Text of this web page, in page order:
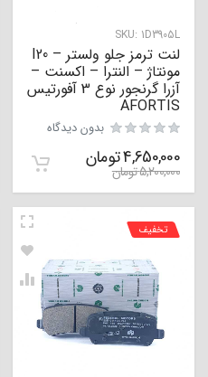
SKU: 1D3905L
لنت ترمز جلو ولستر – I20
مونتاژ – النترا – اکسنت –
آزرا گرنجور نوع 3 آفورتیس
AFORTIS
بدون دیدگاه
4,650,000تومان
5,200,000تومان
تخفیف